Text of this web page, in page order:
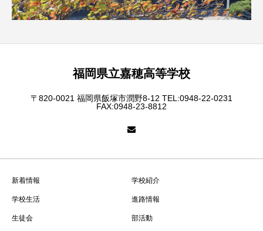
福岡県立嘉穂高等学校
〒820-0021 福岡県飯塚市潤野8-12 TEL:0948-22-0231
FAX:0948-23-8812
新着情報 学校紹介
学校生活 進路情報
生徒会 部活動